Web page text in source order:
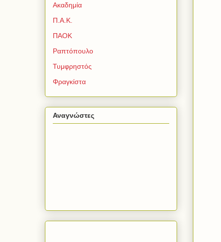
Ακαδημία
Π.Α.Κ.
ΠΑΟΚ
Ραπτόπουλο
Τυμφρηστός
Φραγκίστα
Αναγνώστες